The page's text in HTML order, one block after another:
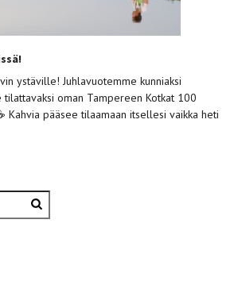
ystäville! Juhlavuotemme kunniaksi
oman Tampereen Kotkat 100
Kahvia pääsee tilaamaan itsellesi vaikka heti